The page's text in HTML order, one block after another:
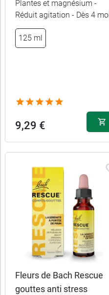
Plantes et magnésium -
Réduit agitation - Dès 4
125 ml
9,29 €
Fleurs de Bach Rescue
gouttes anti stress